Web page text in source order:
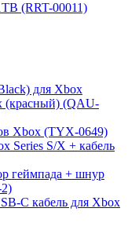
(RRT-00011)
для Xbox
(красный) (QAU-
Xbox (TYX-0649)
Series S/X + кабель
геймпада + шнур
C кабель для Xbox